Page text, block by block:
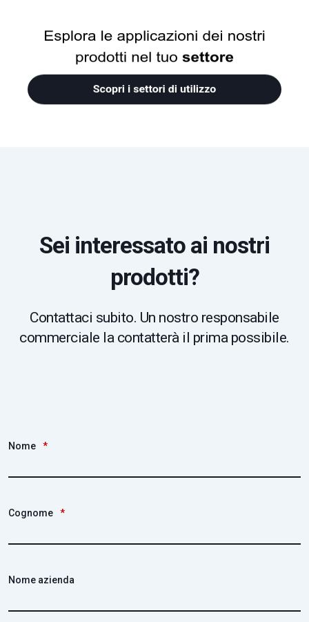
Sei interessato ai nostri
prodotti?
Contattaci subito. Un nostro responsabile
commerciale la contatterà il prima possibile.
Nome *
Cognome *
Nome azienda